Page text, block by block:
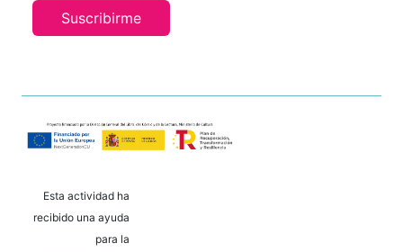
Suscribirme
Esta actividad ha
recibido una ayuda
para la